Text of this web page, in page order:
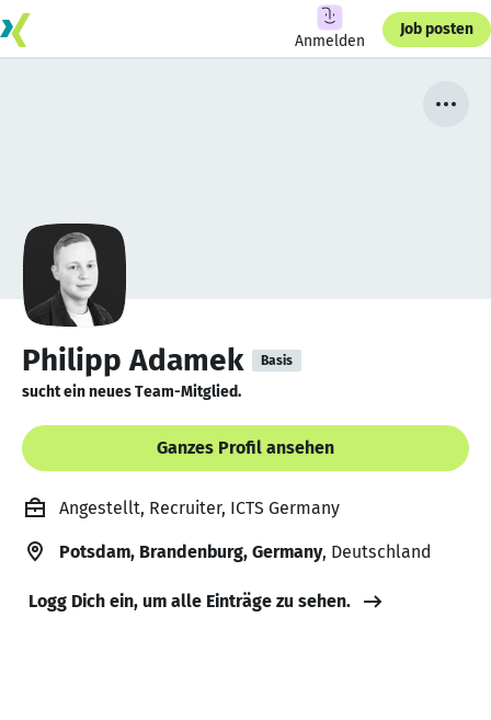
Anmelden
Job posten
Philipp Adamek Basis
sucht ein neues Team-Mitglied.
Ganzes Profil ansehen
Angestellt, Recruiter, ICTS Germany
Potsdam, Brandenburg, Germany, Deutschland
Logg Dich ein, um alle Einträge zu sehen.